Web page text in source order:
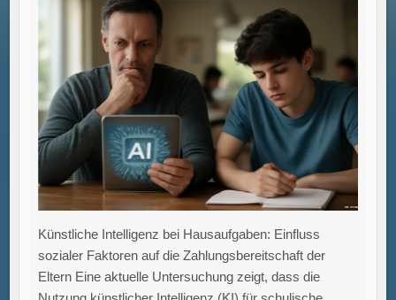
Neuer Leitfaden zur CO₂-Fußabdruck-Berechnung:
Praxisorientierte Methodik für die Industrie durch
Factory-X und Fraunhofer IWU.